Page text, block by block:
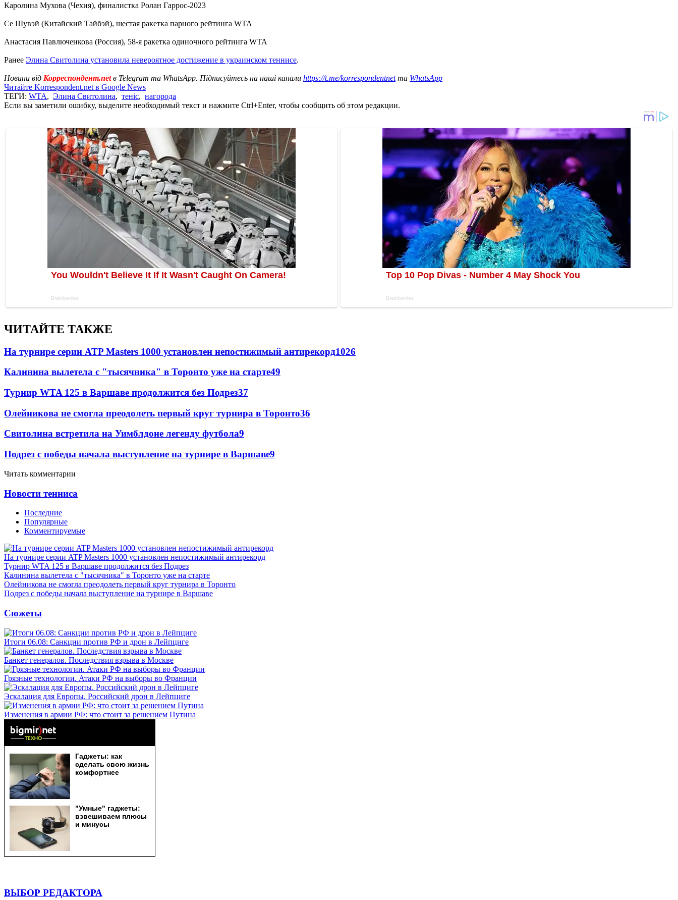
Каролина Мухова (Чехия), финалистка Ролан Гаррос-2023
Се Шувэй (Китайский Тайбэй), шестая ракетка парного рейтинга WTA
Анастасия Павлюченкова (Россия), 58-я ракетка одиночного рейтинга WTA
Ранее Элина Свитолина установила невероятное достижение в украинском теннисе.
Новини від Корреспондент.netв Telegram та WhatsApp. Підписуйтесь на наші канали https://t.me/korrespondentnetта WhatsApp
Читайте Korrespondent.net в Google News
ТЕГИ: WTA, Элина Свитолина, теніс, нагорода
Если вы заметили ошибку, выделите необходимый текст и нажмите Ctrl+Enter, чтобы сообщить об этом редакции.
ЧИТАЙТЕ ТАКЖЕ
На турнире серии ATP Masters 1000 установлен непостижимый антирекорд1026
Калинина вылетела с "тысячника" в Торонто уже на старте49
Турнир WTA 125 в Варшаве продолжится без Подрез37
Олейникова не смогла преодолеть первый круг турнира в Торонто36
Свитолина встретила на Уимблдоне легенду футбола9
Подрез с победы начала выступление на турнире в Варшаве9
Читать комментарии
Новости тенниса
Последние
Популярные
Комментируемые
На турнире серии ATP Masters 1000 установлен непостижимый антирекорд
Турнир WTA 125 в Варшаве продолжится без Подрез
Калинина вылетела с "тысячника" в Торонто уже на старте
Олейникова не смогла преодолеть первый круг турнира в Торонто
Подрез с победы начала выступление на турнире в Варшаве
Сюжеты
Итоги 06.08: Санкции против РФ и дрон в Лейпциге
Банкет генералов. Последствия взрыва в Москве
Грязные технологии. Атаки РФ на выборы во Франции
Эскалация для Европы. Российский дрон в Лейпциге
Изменения в армии РФ: что стоит за решением Путина
ВЫБОР РЕДАКТОРА